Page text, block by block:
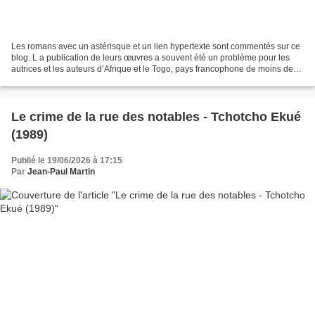
Les romans avec un astérisque et un lien hypertexte sont commentés sur ce
blog. L a publication de leurs œuvres a souvent été un problème pour les
autrices et les auteurs d’Afrique et le Togo, pays francophone de moins de
Le crime de la rue des notables - Tchotcho Ekué
(1989)
Publié le 19/06/2026 à 17:15
Par Jean-Paul Martin